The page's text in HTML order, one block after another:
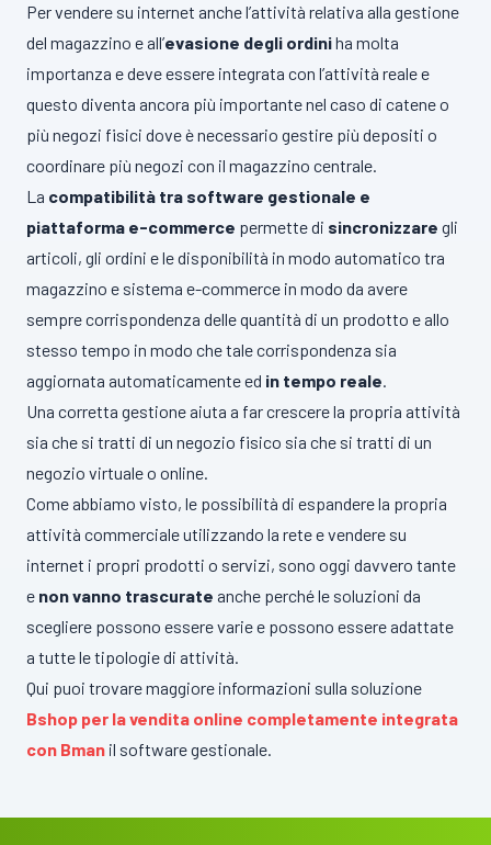
Per vendere su internet anche l’attività relativa alla gestione
del magazzino e all’evasione degli ordiniha molta
importanza e deve essere integrata con l’attività reale e
questo diventa ancora più importante nel caso di catene o
più negozi fisici dove è necessario gestire più depositi o
coordinare più negozi con il magazzino centrale.
La compatibilità tra software gestionale e
piattaforma e-commerce permette di sincronizzare gli
articoli, gli ordini e le disponibilità in modo automatico tra
magazzino e sistema e-commerce in modo da avere
sempre corrispondenza delle quantità di un prodotto e allo
stesso tempo in modo che tale corrispondenza sia
aggiornata automaticamente ed in tempo reale.
Una corretta gestione aiuta a far crescere la propria attività
sia che si tratti di un negozio fisico sia che si tratti di un
negozio virtuale o online.
Come abbiamo visto, le possibilità di espandere la propria
attività commerciale utilizzando la rete e vendere su
internet i propri prodotti o servizi, sono oggi davvero tante
e non vanno trascurate anche perché le soluzioni da
scegliere possono essere varie e possono essere adattate
a tutte le tipologie di attività.
Qui puoi trovare maggiore informazioni sulla soluzione
Bshop per la vendita online completamente integrata
con Bman il software gestionale.